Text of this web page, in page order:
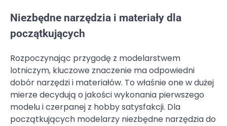
Niezbędne narzędzia i materiały dla
początkujących
Rozpoczynając przygodę z modelarstwem
lotniczym, kluczowe znaczenie ma odpowiedni
dobór narzędzi i materiałów. To właśnie one w dużej
mierze decydują o jakości wykonania pierwszego
modelu i czerpanej z hobby satysfakcji. Dla
początkujących modelarzy niezbędne narzędzia do